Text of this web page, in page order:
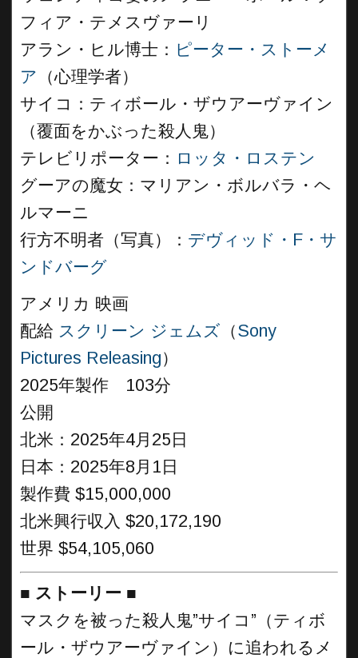
フィア・テメスヴァーリ
アラン・ヒル博士： ピーター・ストーメ
ア （心理学者）
サイコ：ティボール・ザウアーヴァイン
（覆面をかぶった殺人鬼）
テレビリポーター： ロッタ・ロステン
グーアの魔女：マリアン・ボルバラ・ヘ
ルマーニ
行方不明者（写真）： デヴィッド・F・サ
ンドバーグ
アメリカ 映画
配給 スクリーン ジェムズ （Sony
Pictures Releasing）
2025年製作 103分
公開
北米：2025年4月25日
日本：2025年8月1日
製作費 $15,000,000
北米興行収入 $20,172,190
世界 $54,105,060
■ ストーリー ■
マスクを被った殺人鬼”サイコ”（ティボ
ール・ザウアーヴァイン）に追われるメ